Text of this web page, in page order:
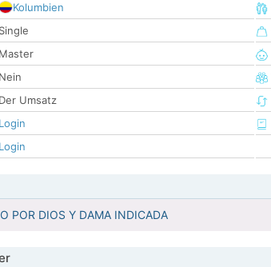
Kolumbien
Single
Master
Nein
Der Umsatz
Login
Login
POR DIOS Y DAMA INDICADA